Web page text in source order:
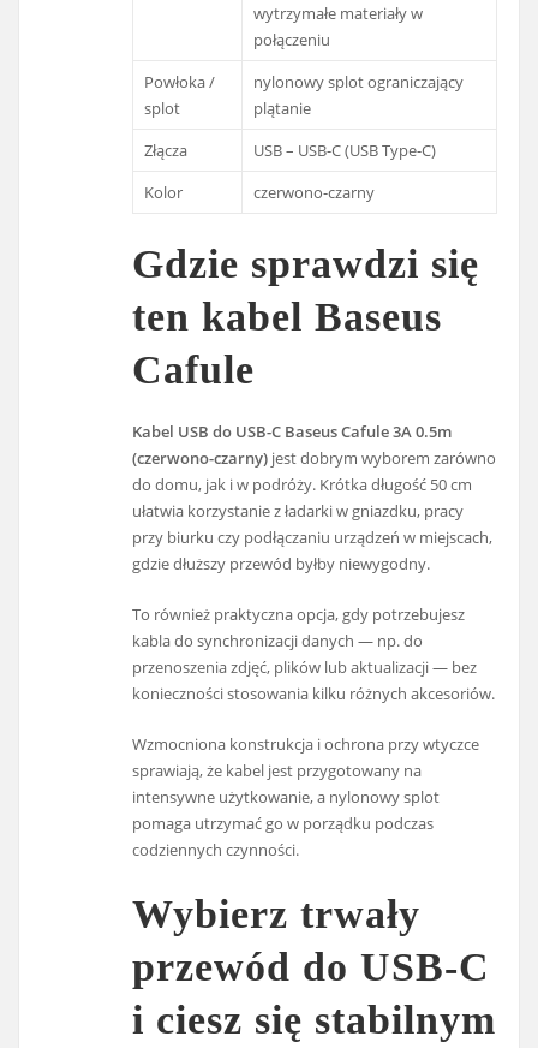
wytrzymałe materiały w
połączeniu
Powłoka /
splot
nylonowy splot ograniczający
plątanie
Złącza
USB – USB-C (USB Type-C)
Kolor
czerwono-czarny
Gdzie sprawdzi się
ten kabel Baseus
Cafule
Kabel USB do USB-C Baseus Cafule 3A 0.5m
(czerwono-czarny) jest dobrym wyborem zarówno
do domu, jak i w podróży. Krótka długość 50 cm
ułatwia korzystanie z ładarki w gniazdku, pracy
przy biurku czy podłączaniu urządzeń w miejscach,
gdzie dłuższy przewód byłby niewygodny.
To również praktyczna opcja, gdy potrzebujesz
kabla do synchronizacji danych — np. do
przenoszenia zdjęć, plików lub aktualizacji — bez
konieczności stosowania kilku różnych akcesoriów.
Wzmocniona konstrukcja i ochrona przy wtyczce
sprawiają, że kabel jest przygotowany na
intensywne użytkowanie, a nylonowy splot
pomaga utrzymać go w porządku podczas
codziennych czynności.
Wybierz trwały
przewód do USB-C
i ciesz się stabilnym